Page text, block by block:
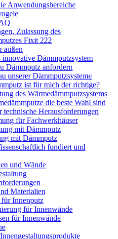
Anwendungsbereiche
Zulassung des
Fixit 222
außen
Dämmputzsystem
Dämmputz anfordern
unserer Dämmputzsysteme
ist für mich der richtige?
des Wärmedämmputzsystems
die beste Wahl sind
technische Herausforderungen
für Fachwerkhäuser
mit Dämmputz
mit Dämmputz
fundiert und
und Wände
Materialien
Innenputz
für Innenwände
für Innenwände